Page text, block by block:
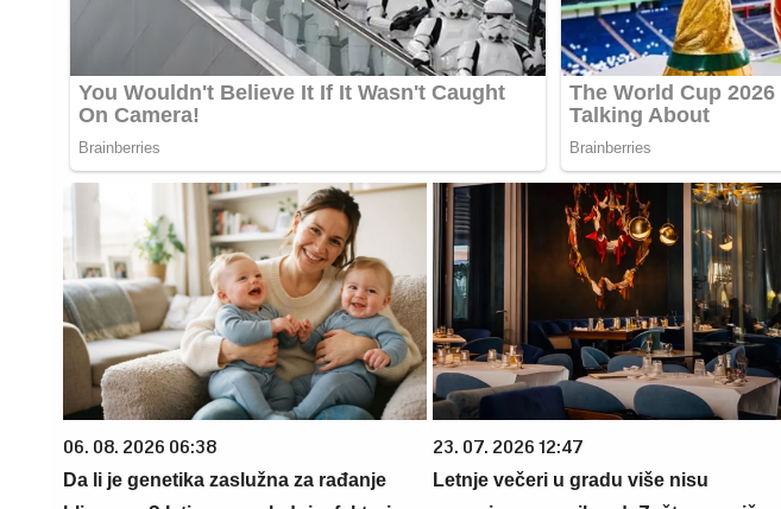
06. 08. 2026 06:38
Da li je genetika zaslužna za rađanje
23. 07. 2026 12:47
Letnje večeri u gradu više nisu